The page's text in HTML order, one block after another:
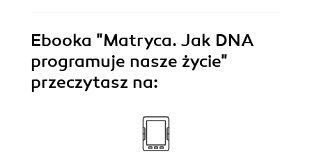
Ebooka "Matryca. Jak DNA
programuje nasze życie"
przeczytasz na: